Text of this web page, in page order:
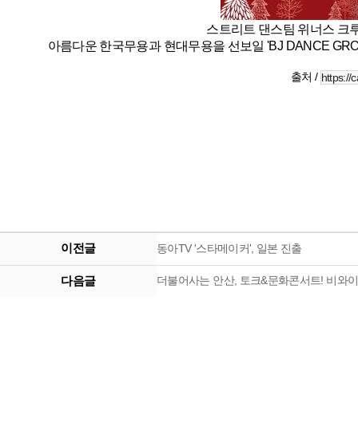
스트리트 댄스팀 위너스 크
아름다운 한국무용과 현대무용을 선보일 'BJ DANCE
출처 / https://
이전글 동아TV '스타메이커', 일본 진출
다음글 더불어사는 안산, 토크&문화콘서트! 비와